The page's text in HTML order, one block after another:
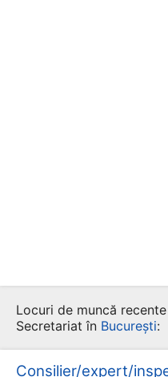
Locuri de muncă
Secretariat în București:
Consilier/expert/